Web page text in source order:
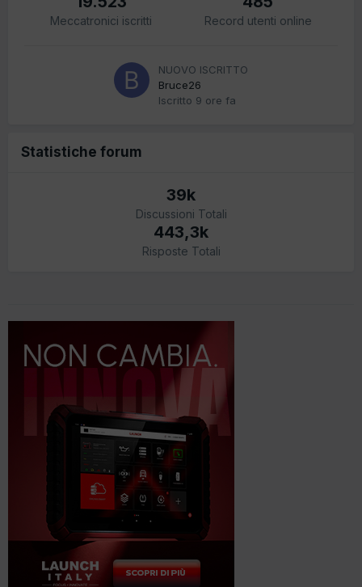
Meccatronici iscritti Record utenti online
NUOVO ISCRITTO
Bruce26
Iscritto 9 ore fa
Statistiche forum
39k
Discussioni Totali
443,3k
Risposte Totali